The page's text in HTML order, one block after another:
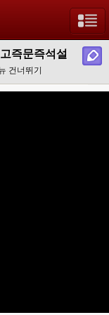
즉문즉석설
건너뛰기